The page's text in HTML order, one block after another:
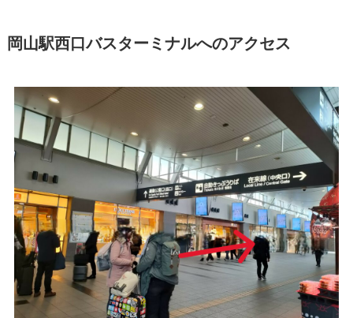
岡山駅西口バスターミナルへのアクセス